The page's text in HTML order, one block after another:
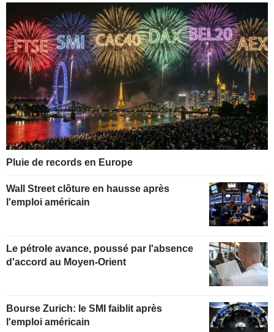
Pluie de records en Europe
Wall Street clôture en hausse après
l'emploi américain
Le pétrole avance, poussé par l'absence
d'accord au Moyen-Orient
Bourse Zurich: le SMI faiblit après
l'emploi américain